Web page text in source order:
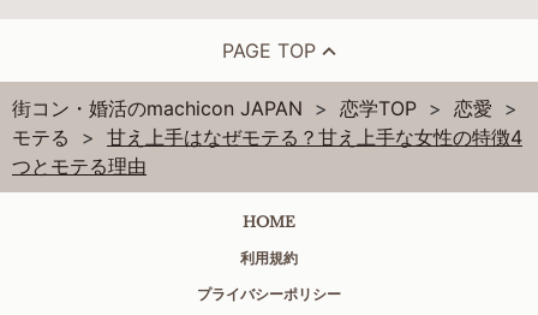
PAGE TOP
街コン・婚活のmachicon JAPAN 恋学TOP
恋愛
モテる
甘え上手はなぜモテる？甘え上手な女性の特徴4
つとモテる理由
HOME
利用規約
プライバシーポリシー